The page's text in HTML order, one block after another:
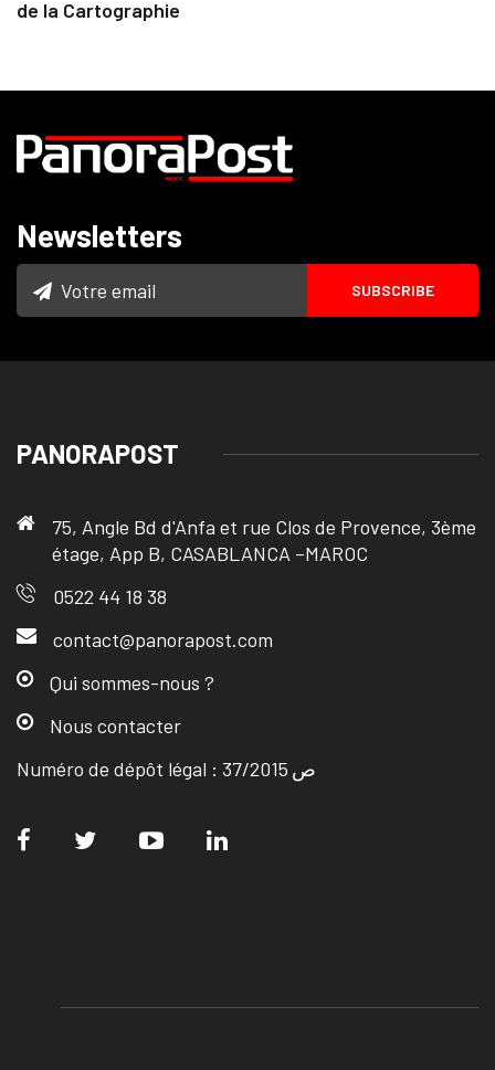
de la Cartographie
Newsletters
PANORAPOST
75, Angle Bd d'Anfa et rue Clos de Provence, 3ème
étage, App B, CASABLANCA –MAROC
0522 44 18 38
contact@panorapost.com
Qui sommes-nous ?
Nous contacter
Numéro de dépôt légal : ص 37/2015